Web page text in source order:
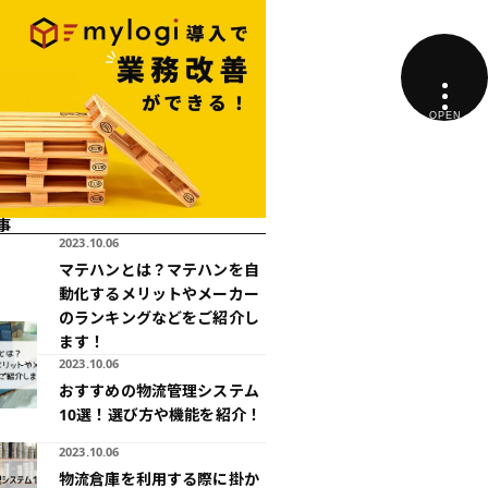
2023.10.06
マテハンとは？マテハンを自
動化するメリットやメーカー
のランキングなどをご紹介し
ます！
2023.10.06
おすすめの物流管理システム
10選！選び方や機能を紹介！
2023.10.06
物流倉庫を利用する際に掛か